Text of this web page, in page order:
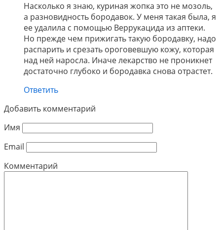
Насколько я знаю, куриная жопка это не мозоль,
а разновидность бородавок. У меня такая была, я
ее удалила с помощью Веррукацида из аптеки.
Но прежде чем прижигать такую бородавку, надо
распарить и срезать ороговевшую кожу, которая
над ней наросла. Иначе лекарство не проникнет
достаточно глубоко и бородавка снова отрастет.
Ответить
Добавить комментарий
Имя
Email
Комментарий